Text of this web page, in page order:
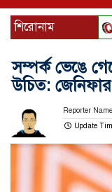
শিরোনাম চুরির
সম্পর্ক ভেঙে
উচিত:
Reporter Name
Update